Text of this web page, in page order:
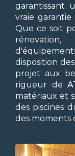
garantissant
vraie
Que ce soit
disposition
projet aux
rigueur de
matériaux et
des piscines
des moments